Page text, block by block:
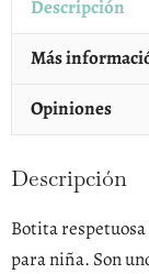
Descripción
Más
Opiniones
Descripción
Botita respetuosa
para niña. Son